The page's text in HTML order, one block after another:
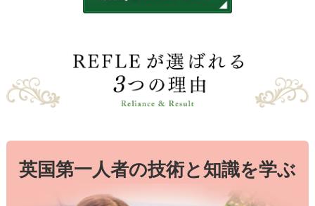
英国第一人者の技術と知識を学ぶ